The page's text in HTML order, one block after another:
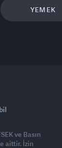
YEMEK
ve Basın
aittir. İzin